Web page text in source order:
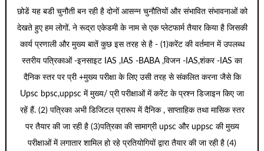
छोडें यह बडी चुनौती बन रही है दोनों आसन्न चुनौतियों और संभावित संभावनाओं को
देखते हुए हम लोगों. ने रूद्रा एकेडमी के नाम से एक प्लेटफार्म तैयार किया है जिसकी
कार्य प्रणाली और मुख्य बातें कुछ इस तरह से है - (1)करेंट की वर्तमान में उपलब्ध
स्तरीय पत्रिकाओं -इनसाइट IAS ,IAS -BABA ,विजन -IAS,शंकर -IAS का
दैनिक स्तर पर प्री +मुख्य परीक्षा के लिए उसी तरह से संकलित करना जैसे कि
Upsc bpsc,uppsc में मुख्य/ प्री परीक्षाओं में करेंट के प्रश्न डिजाइन किए जा
रहें हैं. (2) पत्रिका अभी डिजिटल प्रारूप में दैनिक , साप्ताहिक तथा मासिक स्तर
पर तैयार की जा रही है (3)पत्रिका की सामाग्री upsc और uppsc की मुख्य
परीक्षाओं में लगातार शामिल हो रहे प्रतियोगियों द्वारा तैयार की जा रही है (4)